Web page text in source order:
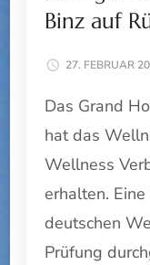
Binz auf
27. FEBRUAR
Das Grand
hat das
Wellness
erhalten.
deutschen
Prüfung